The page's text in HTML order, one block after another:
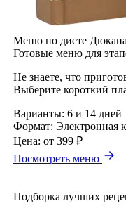
Меню по диете Дюкана
Готовые меню для
Не знаете, что
Выберите короткий
Варианты: 6 и 14 дней
Формат: Электронная
Цена: от 399 ₽
Посмотреть меню
Подборка лучших